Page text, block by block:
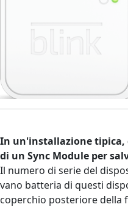
In un'installazione tipica,
di un Sync Module per
Il numero di serie del
vano batteria di questi
coperchio posteriore della